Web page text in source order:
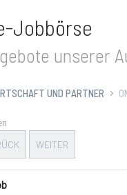
Jobbörse
unserer
UND PARTNER
WEITER